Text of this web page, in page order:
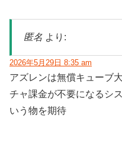
匿名 より:
2026年5月29日 8:35 am
アズレンは無償キューブ
チャ課金が不要になるシ
いう物を期待